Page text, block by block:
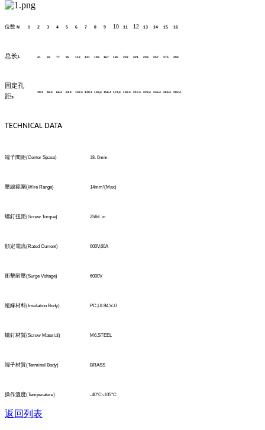
位数 N 1 2 3 4 5 6 7 8 9 10 11 12 13 14 15 16
总长 41 59 77 95 113 131 149 167 185 203 221 239 257 275 293
固定孔
距s
30.4 48.4 66.4 84.4 102.4 120.4 138,4 156.4 174,4 192.4 210.4 228.4 246.4 264.4 282.4
TECHNICAL DATA
端子間距(Center Spase) 18. 0mm
壓線範圍(Wire Range) 14mm²(Max)
螺釘扭距(Screw Torque) 25Ibf. in
額定電流(Rated Current) 600V,60A
衝擊耐壓(Surge Voltage) 6000V
絕緣材料(Insulation Body) PC,UL94,V-0
螺釘材質(Screw Material) M6,STEEL
端子材質(TerminaI Body) BRASS
操作溫度(Temperature) -40°C~105°C
返回列表